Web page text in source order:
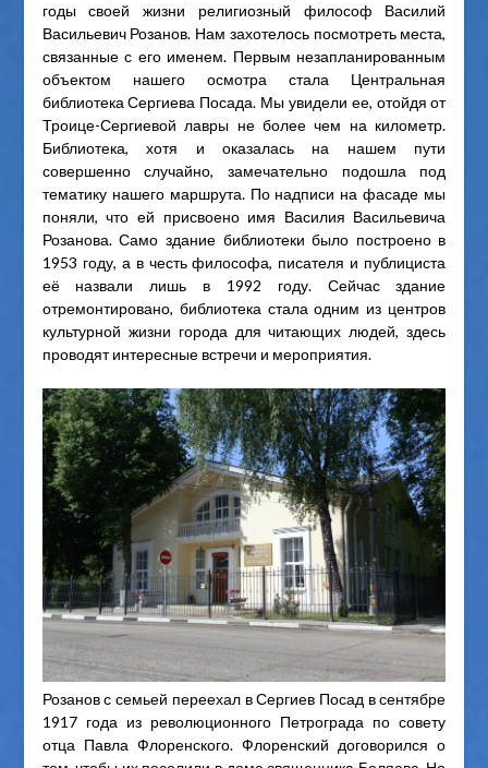
годы своей жизни религиозный философ Василий
Васильевич Розанов. Нам захотелось посмотреть места,
связанные с его именем. Первым незапланированным
объектом нашего осмотра стала Центральная
библиотека Сергиева Посада. Мы увидели ее, отойдя от
Троице-Сергиевой лавры не более чем на километр.
Библиотека, хотя и оказалась на нашем пути
совершенно случайно, замечательно подошла под
тематику нашего маршрута. По надписи на фасаде мы
поняли, что ей присвоено имя Василия Васильевича
Розанова. Само здание библиотеки было построено в
1953 году, а в честь философа, писателя и публициста
её назвали лишь в 1992 году. Сейчас здание
отремонтировано, библиотека стала одним из центров
культурной жизни города для читающих людей, здесь
проводят интересные встречи и мероприятия.
Розанов с семьей переехал в Сергиев Посад в сентябре
1917 года из революционного Петрограда по совету
отца Павла Флоренского. Флоренский договорился о